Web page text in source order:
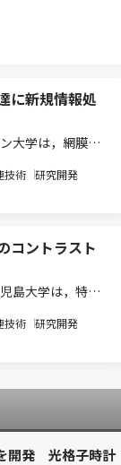
に新規情報処
大学は，網膜に
的治療薬の開発
た（ニュースリ
技術 研究開発
コントラスト
島大学は，特殊
あることを発見
の網膜には，明
技術 研究開発
開発 光格子時計